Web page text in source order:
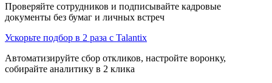
Проверяйте сотрудников и подписывайте кадровые
документы без бумаг и личных встреч
Ускорьте подбор в 2 раза с Talantix
Автоматизируйте сбор откликов, настройте воронку,
собирайте аналитику в 2 клика